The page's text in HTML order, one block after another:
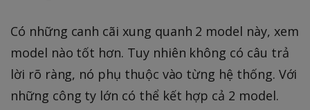
Có những canh cãi xung quanh 2 model này, xem
model nào tốt hơn. Tuy nhiên không có câu trả
lời rõ ràng, nó phụ thuộc vào từng hệ thống. Với
những công ty lớn có thể kết hợp cả 2 model.